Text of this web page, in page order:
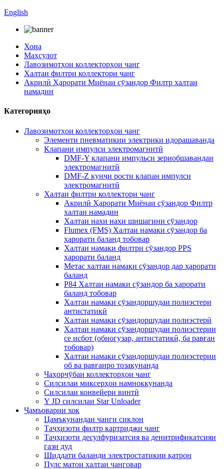
English
Хона
Маҳсулот
Лавозимотҳои коллекторҳои чанг
Халтаи филтри коллектори чанг
Акрилӣ Ҳарорати Миёнаи сӯзандор Филтр халтаи
намадин
Категорияҳо
Лавозимотҳои коллекторҳои чанг
Элементи пневматикии электрики идорашаванда
Клапани импулси электромагнитӣ
DMF-Y клапани импульси зериобшавандаи
электромагнитӣ
DMF-Z кунҷи рости клапан импулси
электромагнитӣ
Халтаи филтри коллектори чанг
Акрилӣ Ҳарорати Миёнаи сӯзандор Филтр
халтаи намадин
Халтаи нахи нахи шишагини сӯзандор
Flumex (FMS) Халтаи намаки сӯзандор ба
ҳарорати баланд тобовар
Халтаи намаки филтри сӯзандор PPS
ҳарорати баланд
Метас халтаи намаки сӯзандор дар ҳарорати
баланд
P84 Халтаи намаки сӯзандор ба ҳарорати
баланд тобовар
Халтаи намаки сӯзандоршудаи полиэстери
антистатикӣ
Халтаи намаки сӯзандоршудаи полиэстерӣ
Халтаи намаки сӯзандоршудаи полиэстерии
се исбот (обногузар, антистатикӣ, ба равған
тобовар)
Халтаи намаки сӯзандоршудаи полиэстерии
об ва равғанро тозакунанда
Чаҳорчӯбаи коллекторҳои чанг
Силсилаи миксерҳои намноккунанда
Силсилаи конвейери винтӣ
Y JD силсилаи Star Unloader
Ҷамъоварии хок
Цамъкунандаи чанги сиклон
Таҷҳизоти филтр картриджи чанг
Таҷҳизоти десулфуризатсия ва денитрификатсияи
гази дуд
Шиддати баланди электростатикии қатрон
Пулс матои халтаи чанговар